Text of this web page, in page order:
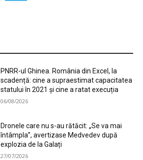
PNRR-ul Ghinea. România din Excel, la
scadență: cine a supraestimat capacitatea
statului în 2021 și cine a ratat execuția
06/08/2026
Dronele care nu s-au rătăcit: „Se va mai
întâmpla”, avertizase Medvedev după
explozia de la Galați
27/07/2026